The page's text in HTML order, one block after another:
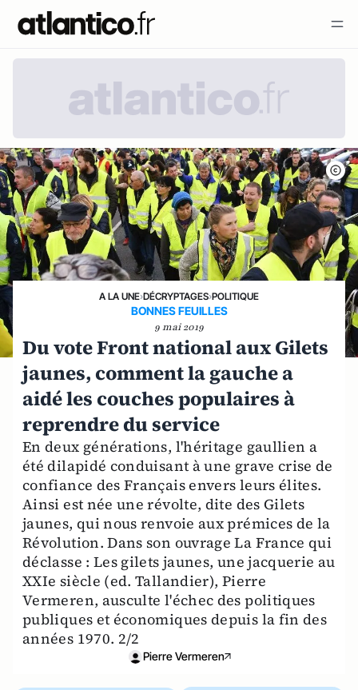
A LA UNE›DÉCRYPTAGES›POLITIQUE
BONNES FEUILLES
9 mai 2019
Du vote Front national aux Gilets
jaunes, comment la gauche a
aidé les couches populaires à
reprendre du service
En deux générations, l'héritage gaullien a
été dilapidé conduisant à une grave crise de
confiance des Français envers leurs élites.
Ainsi est née une révolte, dite des Gilets
jaunes, qui nous renvoie aux prémices de la
Révolution. Dans son ouvrage La France qui
déclasse : Les gilets jaunes, une jacquerie au
XXIe siècle (ed. Tallandier), Pierre
Vermeren, ausculte l'échec des politiques
publiques et économiques depuis la fin des
années 1970. 2/2
Pierre Vermeren